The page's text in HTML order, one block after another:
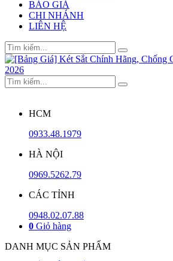
BÁO GIÁ
CHI NHÁNH
LIÊN HỆ
HCM
0933.48.1979
HÀ NỘI
0969.5262.79
CÁC TỈNH
0948.02.07.88
0 Giỏ hàng
DANH MỤC SẢN PHẨM